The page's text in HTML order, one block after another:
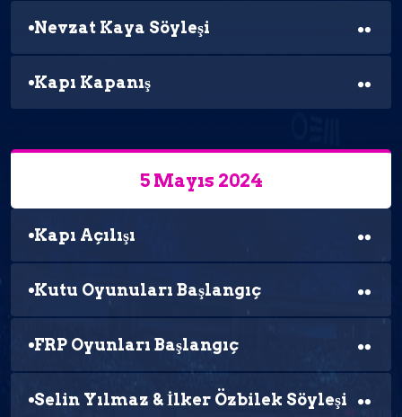
Nevzat Kaya Söyleşi
Kapı Kapanış
5 Mayıs 2024
Kapı Açılışı
Kutu Oyunuları Başlangıç
FRP Oyunları Başlangıç
Selin Yılmaz & İlker Özbilek Söyleşi